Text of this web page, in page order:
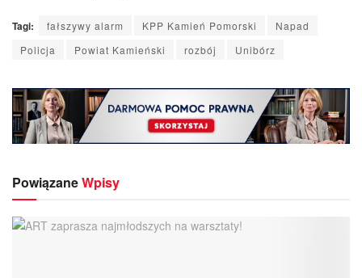
Tagi: fałszywy alarm KPP Kamień Pomorski
Napad
Policja
Powiat Kamieński rozbój Unibórz
PowiązaneWpisy